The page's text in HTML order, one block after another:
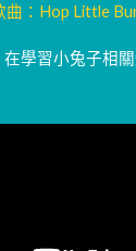
曲：Hop Little
學習小兔子相